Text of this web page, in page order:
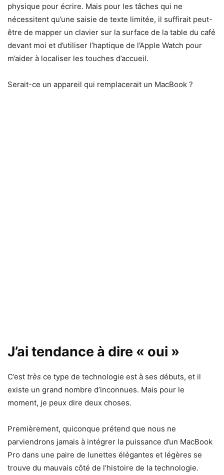
physique pour écrire. Mais pour les tâches qui ne
nécessitent qu’une saisie de texte limitée, il suffirait peut-
être de mapper un clavier sur la surface de la table du café
devant moi et d’utiliser l’haptique de l’Apple Watch pour
m’aider à localiser les touches d’accueil.
Serait-ce un appareil qui remplacerait un MacBook ?
J’ai tendance à dire « oui »
C’est très ce type de technologie est à ses débuts, et il
existe un grand nombre d’inconnues. Mais pour le
moment, je peux dire deux choses.
Premièrement, quiconque prétend que nous ne
parviendrons jamais à intégrer la puissance d’un MacBook
Pro dans une paire de lunettes élégantes et légères se
trouve du mauvais côté de l’histoire de la technologie.